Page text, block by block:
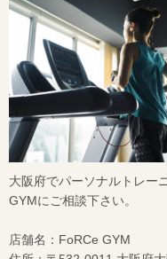
大阪府でパーソナルトレー
GYMにご相談下さい。
店舗名：FoRCe GYM